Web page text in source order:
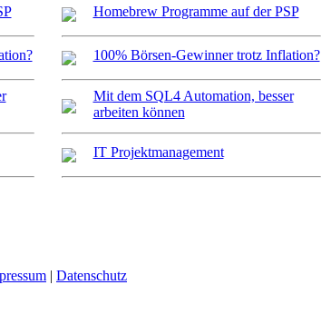
Homebrew Programme auf der PSP
100% Börsen-Gewinner trotz Inflation?
Mit dem SQL4 Automation, besser
arbeiten können
IT Projektmanagement
| Datenschutz